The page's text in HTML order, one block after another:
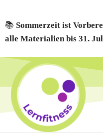
📚 Sommerzeit ist
alle Materialien bis 31.